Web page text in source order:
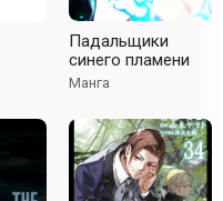
Падальщики
синего пламени
Манга